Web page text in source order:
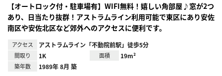
【オートロック付・駐車場有】WIFI無料！嬉しい角部屋♪窓が2つ
あり、日当たり抜群！アストラムライン利用可能で東区にあり安佐
南区や安佐北区など郊外へのアクセスに便利です。
アクセス アストラムライン「不動院前駅」徒歩5分
間取り 1K 面積 19m²
築年数 1989年 8月 築